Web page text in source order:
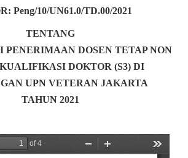
Peng/10/UN61.0/TD.00/2021
TENTANG
PENERIMAAN DOSEN TETAP NON
DOKTOR (S3) DI
UPN VETERAN JAKARTA
TAHUN 2021